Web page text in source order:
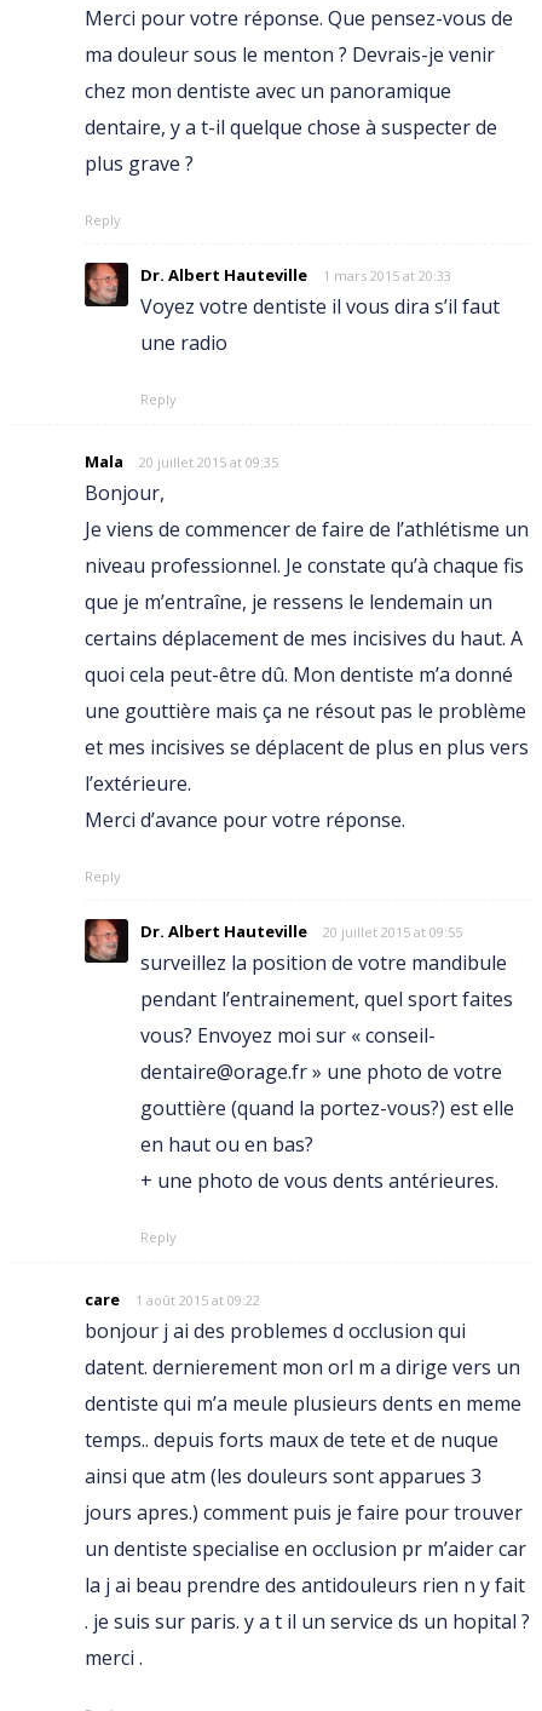
Merci pour votre réponse. Que pensez-vous de
ma douleur sous le menton ? Devrais-je venir
chez mon dentiste avec un panoramique
dentaire, y a t-il quelque chose à suspecter de
plus grave ?
Reply
Dr. Albert Hauteville 1 mars 2015 at 20:33
Voyez votre dentiste il vous dira s’il faut
une radio
Reply
Mala 20 juillet 2015 at 09:35
Bonjour,
Je viens de commencer de faire de l’athlétisme un
niveau professionnel. Je constate qu’à chaque fis
que je m’entraîne, je ressens le lendemain un
certains déplacement de mes incisives du haut. A
quoi cela peut-être dû. Mon dentiste m’a donné
une gouttière mais ça ne résout pas le problème
et mes incisives se déplacent de plus en plus vers
l’extérieure.
Merci d’avance pour votre réponse.
Reply
Dr. Albert Hauteville 20 juillet 2015 at 09:55
surveillez la position de votre mandibule
pendant l’entrainement, quel sport faites
vous? Envoyez moi sur « conseil-
dentaire@orage.fr » une photo de votre
gouttière (quand la portez-vous?) est elle
en haut ou en bas?
+ une photo de vous dents antérieures.
Reply
care 1 août 2015 at 09:22
bonjour j ai des problemes d occlusion qui
datent. dernierement mon orl m a dirige vers un
dentiste qui m’a meule plusieurs dents en meme
temps.. depuis forts maux de tete et de nuque
ainsi que atm (les douleurs sont apparues 3
jours apres.) comment puis je faire pour trouver
un dentiste specialise en occlusion pr m’aider car
la j ai beau prendre des antidouleurs rien n y fait
. je suis sur paris. y a t il un service ds un hopital ?
merci .